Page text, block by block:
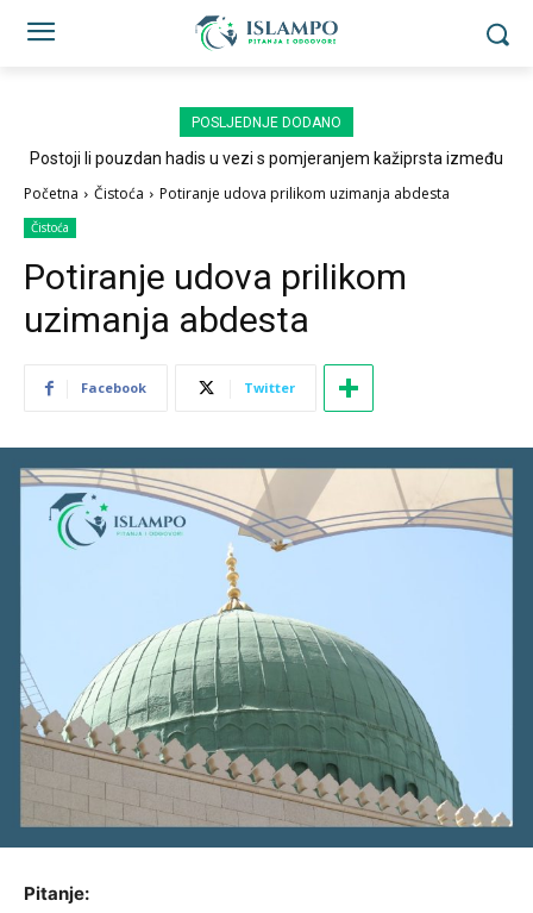
POSLJEDNJE DODANO
Postoji li pouzdan hadis u vezi s pomjeranjem kažiprsta između
Početna Čistoća Potiranje udova prilikom uzimanja abdesta
Čistoća
Potiranje udova prilikom
uzimanja abdesta
Facebook Twitter
Pitanje: